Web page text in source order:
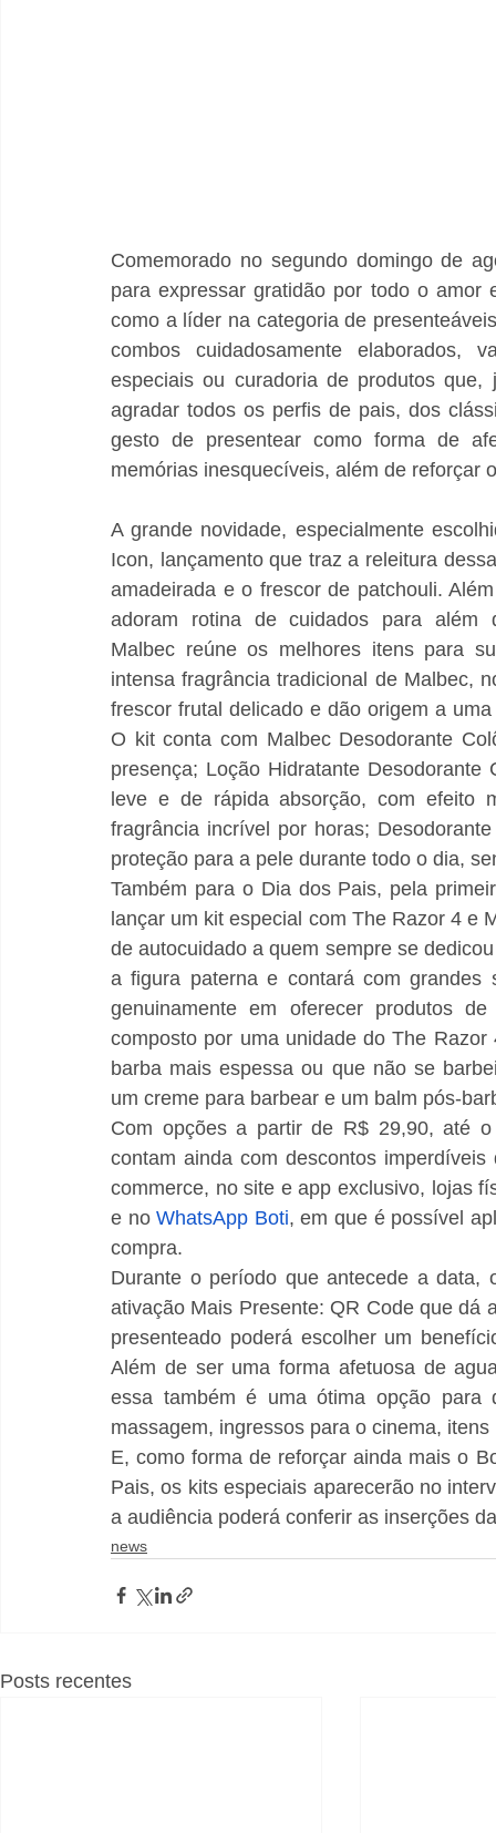
Comemorado no segundo domingo de
para expressar gratidão por todo o
como a líder na categoria de
combos cuidadosamente elaborados,
especiais ou curadoria de produtos que,
agradar todos os perfis de pais, dos
gesto de presentear como forma de
memórias inesquecíveis, além de reforçar
A grande novidade, especialmente
Icon, lançamento que traz a releitura
amadeirada e o frescor de patchouli.
adoram rotina de cuidados para além
Malbec reúne os melhores itens para
intensa fragrância tradicional de Malbec,
frescor frutal delicado e dão origem a
O kit conta com Malbec Desodorante
presença; Loção Hidratante
leve e de rápida absorção, com efeito
fragrância incrível por horas;
proteção para a pele durante todo o dia,
Também para o Dia dos Pais, pela
lançar um kit especial com The Razor 4 e
de autocuidado a quem sempre se
a figura paterna e contará com grandes
genuinamente em oferecer produtos
composto por uma unidade do The
barba mais espessa ou que não se
um creme para barbear e um balm pós-
Com opções a partir de R$ 29,90, até
contam ainda com descontos
commerce, no site e app exclusivo, lojas
e no WhatsApp Boti, em que é possível
compra.
Durante o período que antecede a data,
ativação Mais Presente: QR Code que
presenteado poderá escolher um
Além de ser uma forma afetuosa de
essa também é uma ótima opção para
massagem, ingressos para o cinema,
E, como forma de reforçar ainda mais o
Pais, os kits especiais aparecerão no
a audiência poderá conferir as inserções
news
Posts recentes